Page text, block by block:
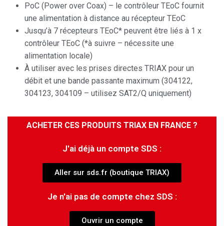
PoC (Power over Coax) – le contrôleur TEoC fournit
une alimentation à distance au récepteur TEoC
Jusqu’à 7 récepteurs TEoC* peuvent être liés à 1 x
contrôleur TEoC (*à suivre – nécessite une
alimentation locale)
À utiliser avec les prises directes TRIAX pour un
débit et une bande passante maximum (304122,
304123, 304109 – utilisez SAT2/Q uniquement)
ACHETER CES PRODUITS TRIAX EN FRANCE ?
J'ai déjà un compte SDS :
Aller sur sds.fr (boutique TRIAX)
Je n'ai pas de compte chez SDS :
Ouvrir un compte